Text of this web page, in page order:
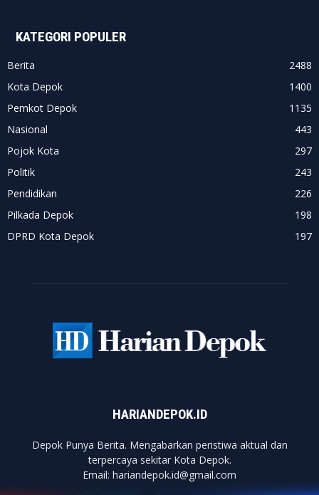
KATEGORI POPULER
Berita
2488
Kota Depok
1400
Pemkot Depok
1135
Nasional
443
Pojok Kota
297
Politik
243
Pendidikan
226
Pilkada Depok
198
DPRD Kota Depok
197
HARIANDEPOK.ID
Depok Punya Berita. Mengabarkan peristiwa aktual dan
terpercaya sekitar Kota Depok.
Email: hariandepok.id@gmail.com